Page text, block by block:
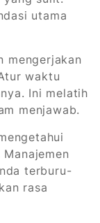
utama
mengerjakan
waktu
Ini melatih
menjawab.
terburu-
rasa